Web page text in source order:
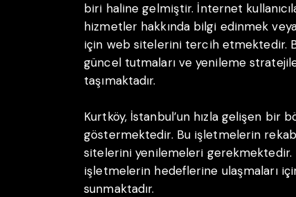
biri haline gelmiştir. İnternet
hizmetler hakkında bilgi edinmek
için web sitelerini tercih etmektedir.
güncel tutmaları ve yenileme
taşımaktadır.
Kurtköy, İstanbul’un hızla gelişen
göstermektedir. Bu işletmelerin
sitelerini yenilemeleri
işletmelerin hedeflerine ulaşmaları
sunmaktadır.